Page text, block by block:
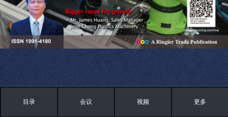
目录 会议 视频 更多